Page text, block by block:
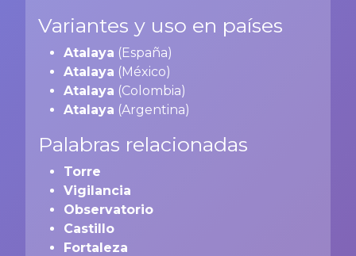
Variantes y uso en países
Atalaya (España)
Atalaya (México)
Atalaya (Colombia)
Atalaya (Argentina)
Palabras relacionadas
Torre
Vigilancia
Observatorio
Castillo
Fortaleza